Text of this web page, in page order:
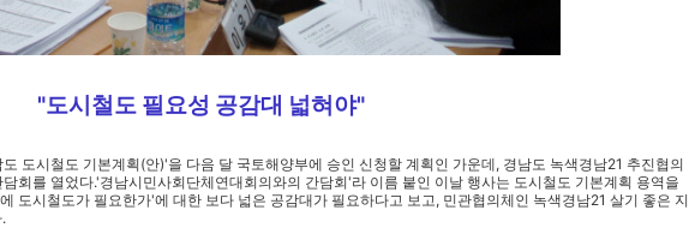
"도시철도 필요성 공감대 넓혀야"
도시철도 기본계획(안)'을 다음 달 국토해양부에 승인 신청할 계획인 가운데, 경남도 녹색경남21 추진협의
회를 열었다.'경남시민사회단체연대회의와의 간담회'라 이름 붙인 이날 행사는 도시철도 기본계획 용역을
도시철도가 필요한가'에 대한 보다 넓은 공감대가 필요하다고 보고, 민관협의체인 녹색경남21 살기 좋은 지